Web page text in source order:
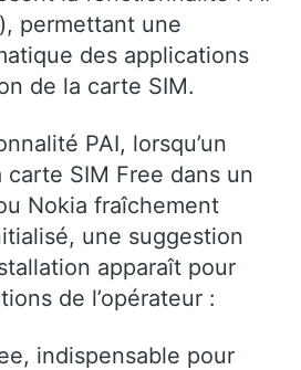
permettant une
des applications
de la carte SIM.
PAI, lorsqu’un
carte SIM Free dans un
Nokia fraîchement
une suggestion
apparaît pour
de l’opérateur :
indispensable pour